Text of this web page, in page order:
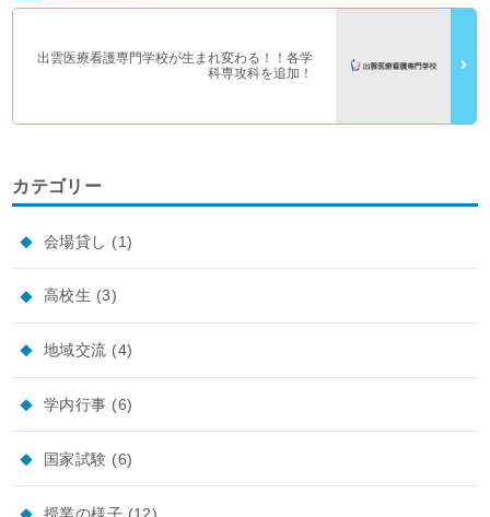
出雲医療看護専門学校が生まれ変わる！！各学
科専攻科を追加！
カテゴリー
会場貸し (1)
高校生 (3)
地域交流 (4)
学内行事 (6)
国家試験 (6)
授業の様子 (12)